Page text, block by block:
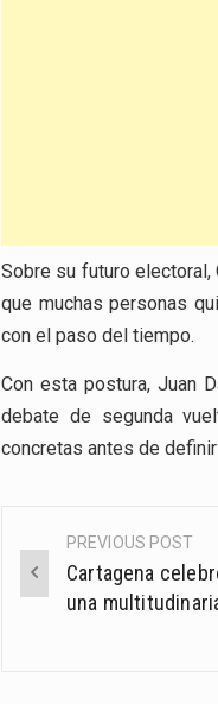
Sobre su futuro electoral,
que muchas personas
con el paso del tiempo.
Con esta postura, Juan
debate de segunda
concretas antes de
Post
navigation
PREVIOUS POST
Cartagena
una